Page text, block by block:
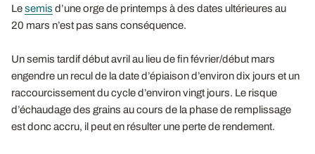
Lesemis d’une orge de printemps à des dates ultérieures au
20 mars n’est pas sans conséquence.
Un semis tardif début avril au lieu de fin février/début mars
engendre un recul de la date d’épiaison d’environ dix jours et un
raccourcissement du cycle d’environ vingt jours. Le risque
d’échaudage des grains au cours de la phase de remplissage
est donc accru, il peut en résulter une perte de rendement.